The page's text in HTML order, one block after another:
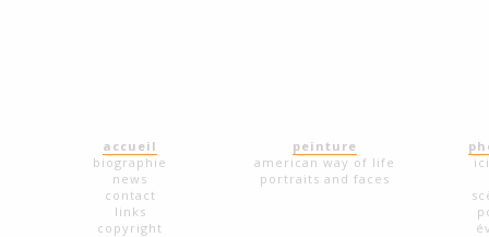
accueil
biographie
news
contact
links
copyright
peinture
american way of life
portraits and faces